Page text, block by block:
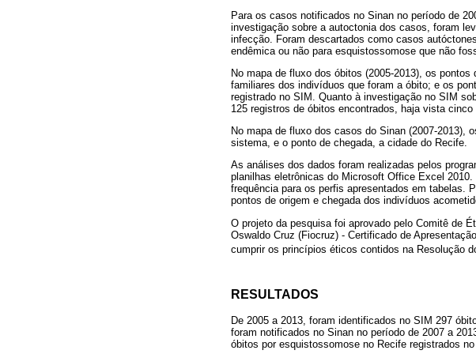
Para os casos notificados no Sinan no período de
investigação sobre a autoctonia dos casos, foram
infecção. Foram descartados como casos
endêmica ou não para esquistossomose que não
No mapa de fluxo dos óbitos (2005-2013), os
familiares dos indivíduos que foram a óbito; e os
registrado no SIM. Quanto à investigação no SIM
125 registros de óbitos encontrados, haja vista
No mapa de fluxo dos casos do Sinan (2007-2013),
sistema, e o ponto de chegada, a cidade do Recife.
As análises dos dados foram realizadas pelos
planilhas eletrônicas do Microsoft Office Excel
frequência para os perfis apresentados em tabelas.
pontos de origem e chegada dos indivíduos
O projeto da pesquisa foi aprovado pelo Comitê de
Oswaldo Cruz (Fiocruz) - Certificado de
cumprir os princípios éticos contidos na Resolução
RESULTADOS
De 2005 a 2013, foram identificados no SIM 297
foram notificados no Sinan no período de 2007 a
óbitos por esquistossomose no Recife registrados